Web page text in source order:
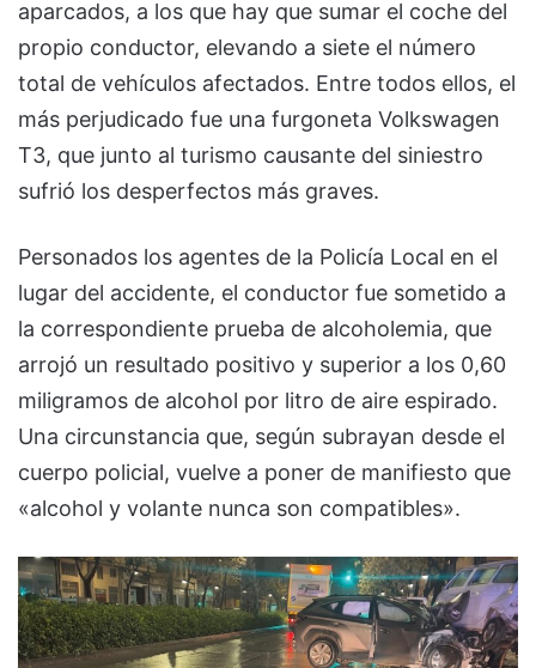
aparcados, a los que hay que sumar el coche del
propio conductor, elevando a siete el número
total de vehículos afectados. Entre todos ellos, el
más perjudicado fue una furgoneta Volkswagen
T3, que junto al turismo causante del siniestro
sufrió los desperfectos más graves.
Personados los agentes de la Policía Local en el
lugar del accidente, el conductor fue sometido a
la correspondiente prueba de alcoholemia, que
arrojó un resultado positivo y superior a los 0,60
miligramos de alcohol por litro de aire espirado.
Una circunstancia que, según subrayan desde el
cuerpo policial, vuelve a poner de manifiesto que
«alcohol y volante nunca son compatibles».